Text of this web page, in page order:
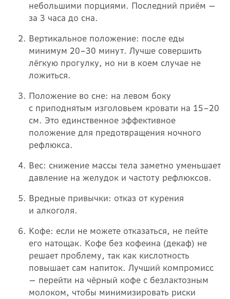
небольшими порциями. Последний приём —
за 3 часа до сна.
Вертикальное положение: после еды
минимум 20–30 минут. Лучше совершить
лёгкую прогулку, но ни в коем случае не
ложиться.
Положение во сне: на левом боку
с приподнятым изголовьем кровати на 15–20
см. Это единственное эффективное
положение для предотвращения ночного
рефлюкса.
Вес: снижение массы тела заметно уменьшает
давление на желудок и частоту рефлюксов.
Вредные привычки: отказ от курения
и алкоголя.
Кофе: если не можете отказаться, не пейте
его натощак. Кофе без кофеина (декаф) не
решает проблему, так как кислотность
повышает сам напиток. Лучший компромисс
— перейти на чёрный кофе с безлактозным
молоком, чтобы минимизировать риски